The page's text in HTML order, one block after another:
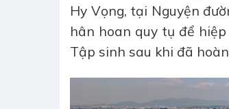
Hy Vọng, tại Nguyện
hân hoan quy tụ để
Tập sinh sau khi đã